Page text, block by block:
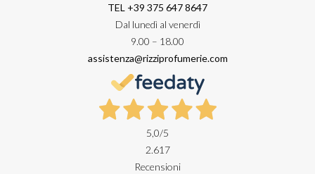
TEL +39 375 647 8647
Dal lunedì al venerdì
9.00 – 18.00
assistenza@rizziprofumerie.com
5,0/5
2.617
Recensioni